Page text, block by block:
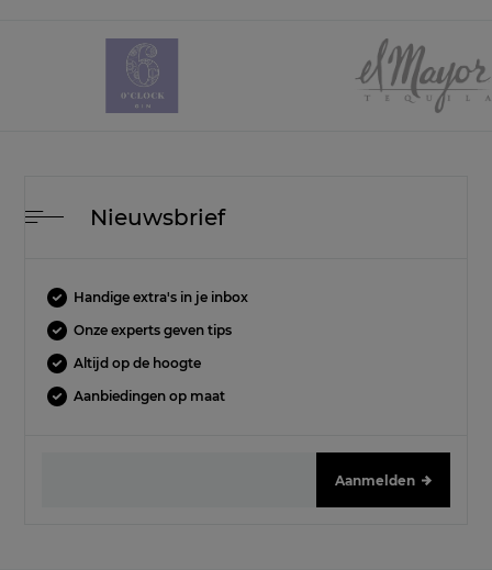
Nieuwsbrief
Handige extra's in je inbox
Onze experts geven tips
Altijd op de hoogte
Aanbiedingen op maat
Aanmelden